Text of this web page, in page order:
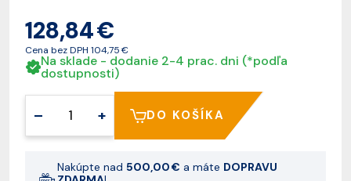
128,84 €
Cena bez DPH 104,75 €
Na sklade - dodanie 2-4 prac. dni (*podľa
dostupnosti)
– + DO KOŠÍKA
Nakúpte nad 500,00 € a máte DOPRAVU